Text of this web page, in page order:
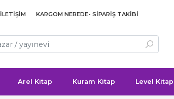
İLETIŞIM KARGOM NEREDE- SIPARIŞ TAKIBI
Arel Kitap Kuram Kitap Level Kitap